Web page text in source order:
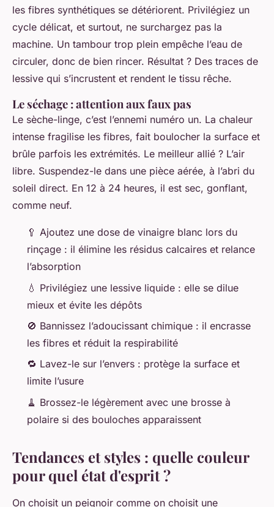
les fibres synthétiques se détériorent. Privilégiez un
cycle délicat, et surtout, ne surchargez pas la
machine. Un tambour trop plein empêche l’eau de
circuler, donc de bien rincer. Résultat ? Des traces de
lessive qui s’incrustent et rendent le tissu rêche.
Le séchage : attention aux faux pas
Le sèche-linge, c’est l’ennemi numéro un. La chaleur
intense fragilise les fibres, fait boulocher la surface et
brûle parfois les extrémités. Le meilleur allié ? L’air
libre. Suspendez-le dans une pièce aérée, à l’abri du
soleil direct. En 12 à 24 heures, il est sec, gonflant,
comme neuf.
🥄 Ajoutez une dose de vinaigre blanc lors du
rinçage : il élimine les résidus calcaires et relance
l’absorption
💧 Privilégiez une lessive liquide : elle se dilue
mieux et évite les dépôts
🚫 Bannissez l’adoucissant chimique : il encrasse
les fibres et réduit la respirabilité
🔁 Lavez-le sur l’envers : protège la surface et
limite l’usure
🧹 Brossez-le légèrement avec une brosse à
polaire si des bouloches apparaissent
Tendances et styles : quelle couleur
pour quel état d'esprit ?
On choisit un peignoir comme on choisit une